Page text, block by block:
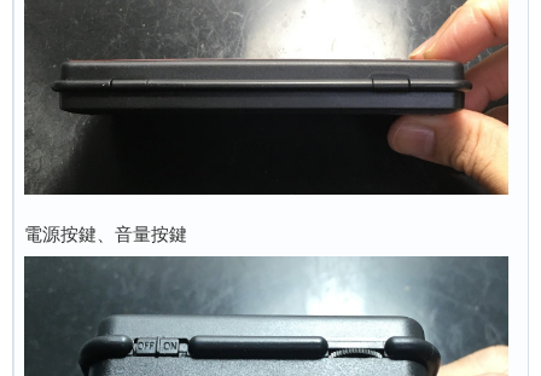
電源按鍵、音量按鍵